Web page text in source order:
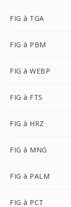
FIG à TGA
FIG à PBM
FIG à WEBP
FIG à FTS
FIG à HRZ
FIG à MNG
FIG à PALM
FIG à PCT